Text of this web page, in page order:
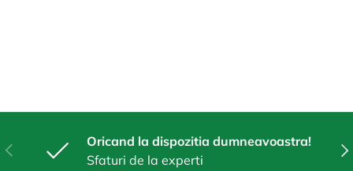
Anterior
Oricand la dispozitia dumneavoastra!
Sfaturi de la experti